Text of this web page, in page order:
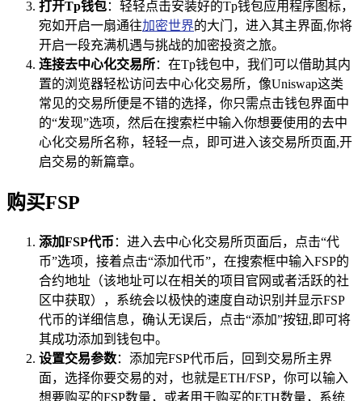
打开Tp钱包：轻轻点击安装好的Tp钱包应用程序图标，
宛如开启一扇通往加密世界的大门，进入其主界面,你将
开启一段充满机遇与挑战的加密投资之旅。
连接去中心化交易所：在Tp钱包中，我们可以借助其内
置的浏览器轻松访问去中心化交易所，像Uniswap这类
常见的交易所便是不错的选择，你只需点击钱包界面中
的“发现”选项，然后在搜索栏中输入你想要使用的去中
心化交易所名称，轻轻一点，即可进入该交易所页面,开
启交易的新篇章。
购买FSP
添加FSP代币 ：进入去中心化交易所页面后，点击“代
币”选项，接着点击“添加代币”，在搜索框中输入FSP的
合约地址（该地址可以在相关的项目官网或者活跃的社
区中获取），系统会以极快的速度自动识别并显示FSP
代币的详细信息，确认无误后，点击“添加”按钮,即可将
其成功添加到钱包中。
设置交易参数：添加完FSP代币后，回到交易所主界
面，选择你要交易的对，也就是ETH/FSP，你可以输入
想要购买的FSP数量，或者用于购买的ETH数量，系统